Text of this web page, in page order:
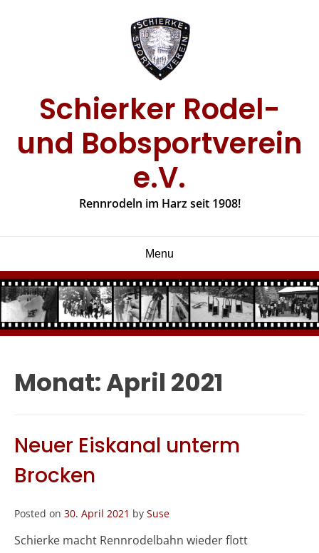
Schierker Rodel-
und Bobsportverein
e.V.
Rennrodeln im Harz seit 1908!
Menu
Monat:April 2021
Neuer Eiskanal unterm
Brocken
Posted on 30. April 2021 by Suse
Schierke macht Rennrodelbahn wieder flott